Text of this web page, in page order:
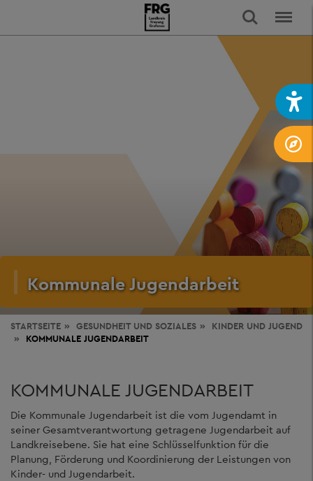
Kommunale Jugendarbeit
STARTSEITE GESUNDHEIT UND SOZIALES
KINDER UND JUGEND
KOMMUNALE JUGENDARBEIT
KOMMUNALE JUGENDARBEIT
Die Kommunale Jugendarbeit ist die vom Jugendamt in
seiner Gesamtverantwortung getragene Jugendarbeit auf
Landkreisebene. Sie hat eine Schlüsselfunktion für die
Planung, Förderung und Koordinierung der Leistungen von
Kinder- und Jugendarbeit.